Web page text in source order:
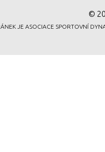
©
JE ASOCIACE SPORTOVNÍ